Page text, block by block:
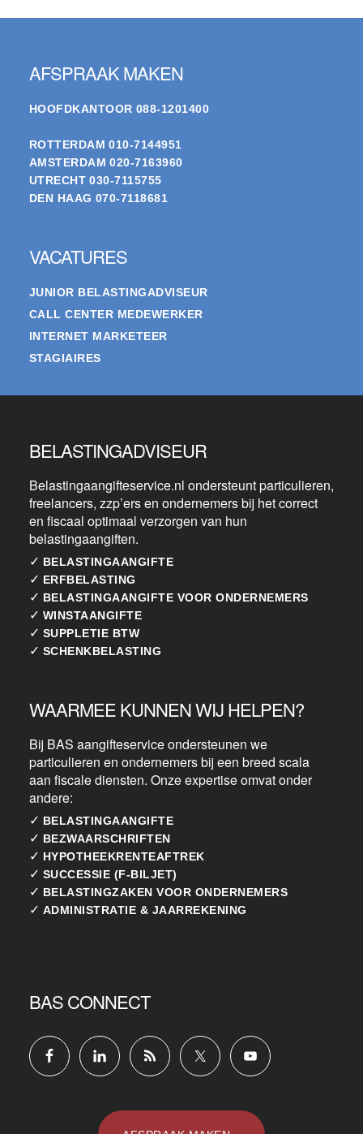
AFSPRAAK MAKEN
HOOFDKANTOOR 088-1201400
ROTTERDAM 010-7144951
AMSTERDAM 020-7163960
UTRECHT 030-7115755
DEN HAAG 070-7118681
VACATURES
JUNIOR BELASTINGADVISEUR
CALL CENTER MEDEWERKER
INTERNET MARKETEER
STAGIAIRES
BELASTINGADVISEUR
Belastingaangifteservice.nl ondersteunt particulieren,
freelancers, zzp’ers en ondernemers bij het correct
en fiscaal optimaal verzorgen van hun
belastingaangiften.
✓ BELASTINGAANGIFTE
✓ ERFBELASTING
✓ BELASTINGAANGIFTE VOOR ONDERNEMERS
✓ WINSTAANGIFTE
✓ SUPPLETIE BTW
✓ SCHENKBELASTING
WAARMEE KUNNEN WIJ HELPEN?
Bij BAS aangifteservice ondersteunen we
particulieren en ondernemers bij een breed scala
aan fiscale diensten. Onze expertise omvat onder
andere:
✓ BELASTINGAANGIFTE
✓ BEZWAARSCHRIFTEN
✓ HYPOTHEEKRENTEAFTREK
✓ SUCCESSIE (F-BILJET)
✓ BELASTINGZAKEN VOOR ONDERNEMERS
✓ ADMINISTRATIE & JAARREKENING
BAS CONNECT